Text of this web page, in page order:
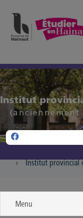
Institut
Institut provincial
Menu